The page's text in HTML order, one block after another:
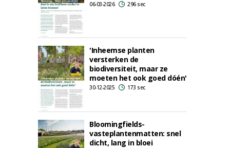
06-03-2026 296 sec
'Inheemse planten
versterken de
biodiversiteit, maar ze
moeten het ook goed dóén'
30-12-2025 173 sec
Bloomingfields-
vasteplantenmatten: snel
dicht, lang in bloei